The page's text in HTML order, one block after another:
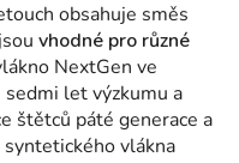
obsahuje směs
vhodné pro různé
NextGen ve
let výzkumu a
štětců páté generace a
vlákna